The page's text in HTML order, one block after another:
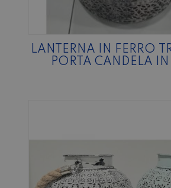
LANTERNA IN FERRO
PORTA CANDELA